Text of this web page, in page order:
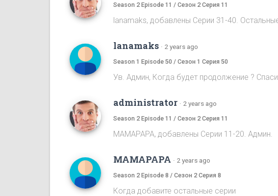
Season 2 Episode 11 / Сезон 2 Серия 11
lanamaks, добавлены Серии 31-40.
lanamaks · 2 years ago
Season 1 Episode 50 / Сезон 1 Серия 50
Ув. Админ, Когда будет продолжение ?
administrator · 2 years ago
Season 2 Episode 11 / Сезон 2 Серия 11
MAMAPAPA, добавлены Серии 11-20. Админ.
MAMAPAPA · 2 years ago
Season 2 Episode 8 / Сезон 2 Серия 8
Когда добавите остальные серии